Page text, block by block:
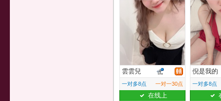
雲雲兒
一对多8点 一对一30点
在线上
倪是我的
一对多8点